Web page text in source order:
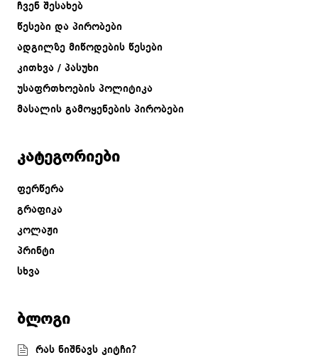
ჩვენ შესახებ
წესები და პირობები
ადგილზე მიწოდების წესები
კითხვა / პასუხი
უსაფრთხოების პოლიტიკა
მასალის გამოყენების პირობები
კატეგორიები
ფერწერა
გრაფიკა
კოლაჟი
პრინტი
სხვა
ბლოგი
რას ნიშნავს კიტჩი?